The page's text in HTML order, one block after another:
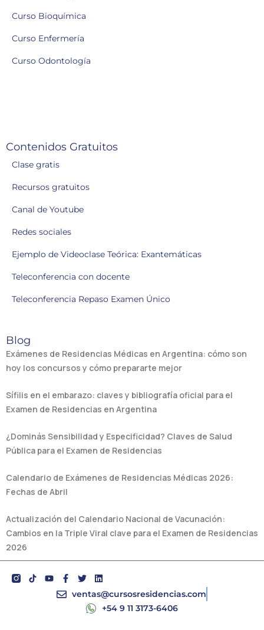
Curso Bioquímica
Curso Enfermería
Curso Odontología
Contenidos Gratuitos
Clase gratis
Recursos gratuitos
Canal de Youtube
Redes sociales
Ejemplo de Videoclase Teórica: Exantemáticas
Teleconferencia con docente
Teleconferencia Repaso Examen Único
Blog
Exámenes de Residencias Médicas en Argentina: cómo son
hoy los concursos y cómo prepararte mejor
Sífilis en el embarazo: claves y bibliografía oficial para el
Examen de Residencias en Argentina
¿Dominás Sensibilidad y Especificidad? Claves de Salud
Pública para el Examen de Residencias
Calendario de Exámenes de Residencias Médicas 2026:
Fechas de Abril
Actualización del Calendario Nacional de Vacunación:
Cambios en la Triple Viral clave para el Examen de Residencias
2026
Y
o
F
a
c
T
w
i
L
i
n
e
ventas@cursosresidencias.com
+54 9 11 3173-6406